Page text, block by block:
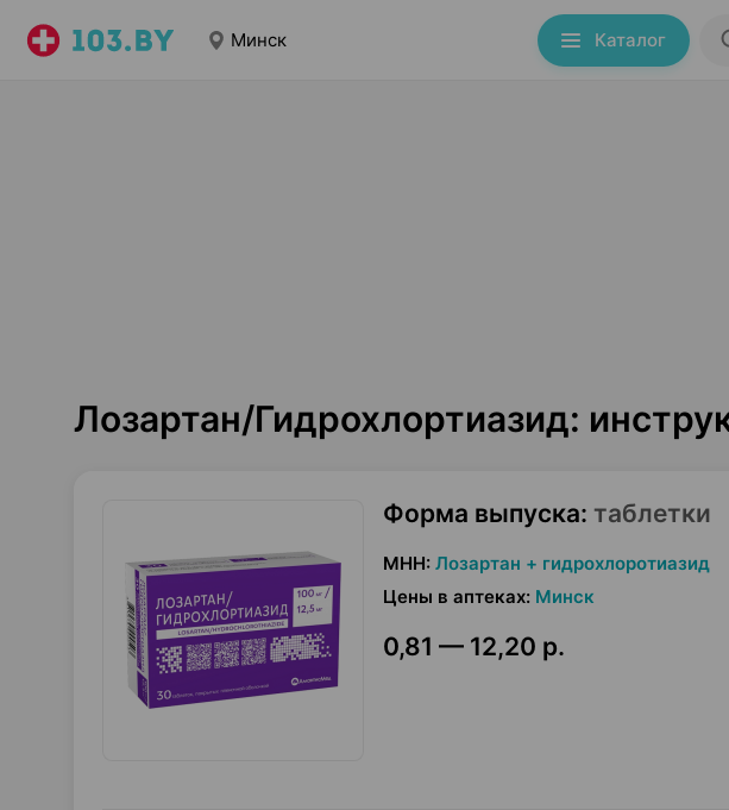
Минск Каталог
Лозартан/Гидрохлортиазид:
Форма выпуска: таблетки
МНН: Лозартан + гидрохлоротиазид
Цены в аптеках: Минск
0,81 — 12,20 р.